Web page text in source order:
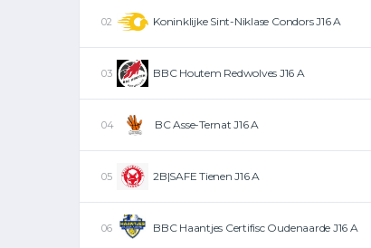
Koninklijke Sint-Niklase Condors J16 A
BBC Houtem Redwolves J16 A
BC Asse-Ternat J16 A
2B|SAFE Tienen J16 A
BBC Haantjes Certifisc Oudenaarde J16 A